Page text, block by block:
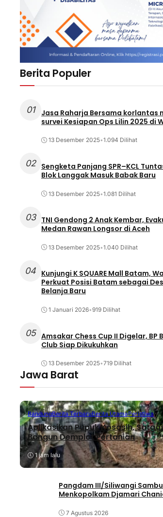
Berita Populer
01
Jasa Raharja Bersama korlantas
survei Kesiapan Ops Lilin 2025 di
13 Desember 2025•1.094 Dilihat
02
Sengketa Panjang SPR–KCL
Blok Langgak Masuk Babak Baru
13 Desember 2025•1.081 Dilihat
03
TNI Gendong 2 Anak Kembar,
Medan Rawan Longsor di Aceh
13 Desember 2025•1.040 Dilihat
04 Kunjungi K SQUARE Mall Batam,
Perkuat Posisi Batam sebagai
Belanja Baru
1 Januari 2026•919 Dilihat
05 Amsakar Chess Cup II Digelar, BP
Club Siap Dikukuhkan
13 Desember 2025•719 Dilihat
Jawa Barat
BandungBerita TerbaruBerita UtamaPeristiwa
Aplikasikan Pupuk Kosasih,
Bangun Demplot Pertanian
1 jam lalu
Pangdam III/Siliwangi
Menkopolkam Djamari
7 Agustus 2026